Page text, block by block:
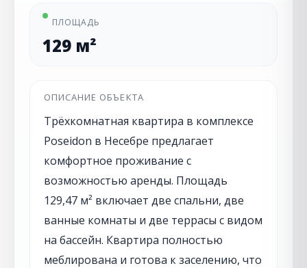
ПЛОЩАДЬ
129 м²
ОПИСАНИЕ ОБЪЕКТА
Трёхкомнатная квартира в комплексе
Poseidon в Несебре предлагает
комфортное проживание с
возможностью аренды. Площадь
129,47 м² включает две спальни, две
ванные комнаты и две террасы с видом
на бассейн. Квартира полностью
меблирована и готова к заселению, что